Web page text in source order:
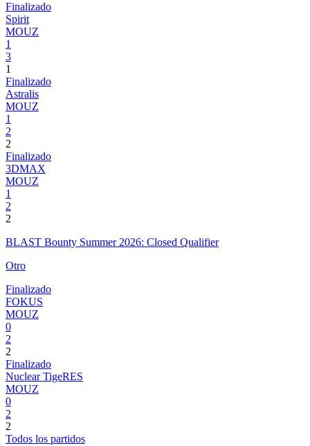
Finalizado
Spirit
MOUZ
1
3
1
Finalizado
Astralis
MOUZ
1
2
2
Finalizado
3DMAX
MOUZ
1
2
2
BLAST Bounty Summer 2026: Closed Qualifier
Otro
Finalizado
FOKUS
MOUZ
0
2
2
Finalizado
Nuclear TigeRES
MOUZ
0
2
2
Todos los partidos